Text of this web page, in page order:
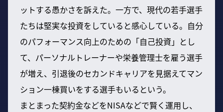
ットする愚かさを訴えた。一方で、現代の若手選手
たちは堅実な投資をしていると感心している。自分
のパフォーマンス向上のための「自己投資」とし
て、パーソナルトレーナーや栄養管理士を雇う選手
が増え、引退後のセカンドキャリアを見据えてマン
ション一棟買いをする選手もいるという。
まとまった契約金などをNISAなどで賢く運用し、